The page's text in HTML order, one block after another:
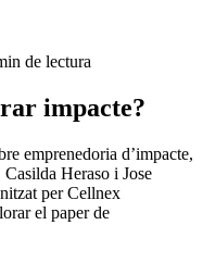
de lectura
impacte?
emprenedoria d’impacte,
Heraso i Jose
per Cellnex
el paper de